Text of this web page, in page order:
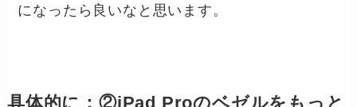
になったら良いなと思います。
具体的に：②iPad Proのベゼルをもっと